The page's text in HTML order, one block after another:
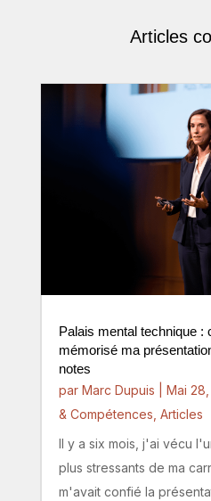
Articles
Palais mental technique :
mémorisé ma
notes
par Marc Dupuis Mai
& Compétences, Articles
Il y a six mois, j'ai vécu
plus stressants de ma
m'avait confié la